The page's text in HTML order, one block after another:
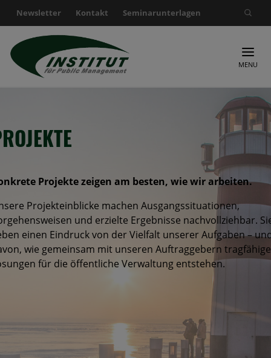
Newsletter Kontakt Seminarunterlagen
Suche nach:
MENU
Projekte zeigen am besten, wie wir arbeiten.
Projekteinblicke machen Ausgangssituationen,
und erzielte Ergebnisse nachvollziehbar.
einen Eindruck von der Vielfalt unserer Aufgaben –
wie gemeinsam mit unseren Auftraggebern tragfähige
für die öffentliche Verwaltung entstehen.